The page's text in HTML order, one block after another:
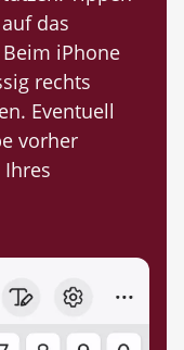
das
iPhone
rechts
Eventuell
vorher